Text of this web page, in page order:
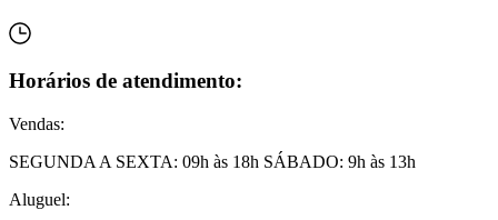
Horários de atendimento:
Vendas:
SEGUNDA A SEXTA: 09h às 18h SÁBADO: 9h às 13h
Aluguel: